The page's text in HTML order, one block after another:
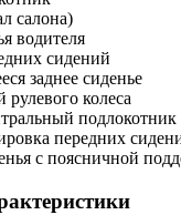
салона)
водителя
сидений
заднее сиденье
колеса
подлокотник
передних
с поясничной